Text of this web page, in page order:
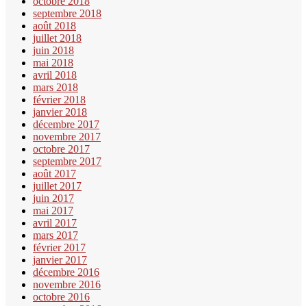
septembre 2018
août 2018
juillet 2018
juin 2018
mai 2018
avril 2018
mars 2018
février 2018
janvier 2018
décembre 2017
novembre 2017
octobre 2017
septembre 2017
août 2017
juillet 2017
juin 2017
mai 2017
avril 2017
mars 2017
février 2017
janvier 2017
décembre 2016
novembre 2016
octobre 2016